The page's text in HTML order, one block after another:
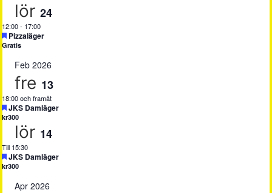
lör 24
12:00- 17:00
Uppmärksammad
Pizzaläger
Gratis
Feb 2026
fre 13
18:00 och framåt
Uppmärksammad
JKS Damläger
kr300
lör 14
Till 15:30
Uppmärksammad
JKS Damläger
kr300
Apr 2026